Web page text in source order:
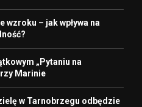
wzroku – jak wpływa na
„Pytaniu na
Marinie
w Tarnobrzegu odbędzie